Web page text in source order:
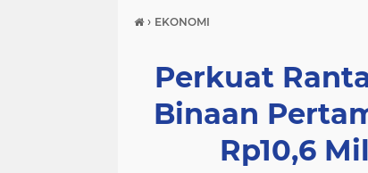
hukum & kriminal
› EKONOMI
Perkuat
Binaan
Rp10,6